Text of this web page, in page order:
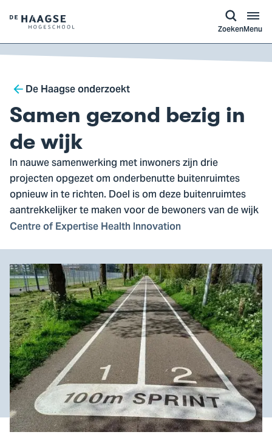
Logo
van
De
Hogeschool,
ga
naar
de
homepagina
ZoekenMenu
Breadcrumb
De Haagse onderzoekt
Samen gezond bezig in
de wijk
In nauwe samenwerking met inwoners zijn drie
projecten opgezet om onderbenutte buitenruimtes
opnieuw in te richten. Doel is om deze buitenruimtes
aantrekkelijker te maken voor de bewoners van de wijk
Centre of Expertise Health Innovation